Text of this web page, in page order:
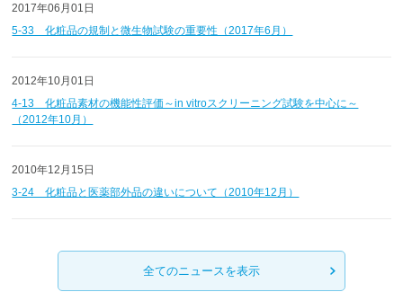
全てのニュースを表示
2017年06月01日
5-33 化粧品の規制と微生物試験の重要性（2017年6月）
2012年10月01日
4-13 化粧品素材の機能性評価～in vitroスクリーニング試験を中心に～
（2012年10月）
2010年12月15日
3-24 化粧品と医薬部外品の違いについて（2010年12月）